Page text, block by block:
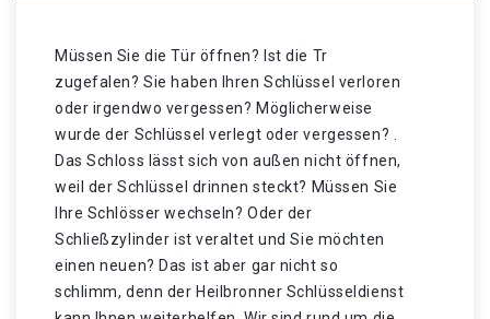
Müssen Sie die Tür öffnen? Ist die Tr
zugefalen? Sie haben Ihren Schlüssel verloren
oder irgendwo vergessen? Möglicherweise
wurde der Schlüssel verlegt oder vergessen? .
Das Schloss lässt sich von außen nicht öffnen,
weil der Schlüssel drinnen steckt? Müssen Sie
Ihre Schlösser wechseln? Oder der
Schließzylinder ist veraltet und Sie möchten
einen neuen? Das ist aber gar nicht so
schlimm, denn der Heilbronner Schlüsseldienst